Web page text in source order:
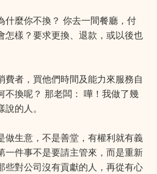
什麼你不換？ 你去一間餐廳，付
怎樣？要求更換、退款，或以後也
費者，買他們時間及能力來服務自
不換呢？ 那老闆： 嘩！我做了幾
的人。
做生意，不是善堂，有權利就有義
一件事不是要請主管來，而是重新
些對公司沒有貢獻的人，再從有心